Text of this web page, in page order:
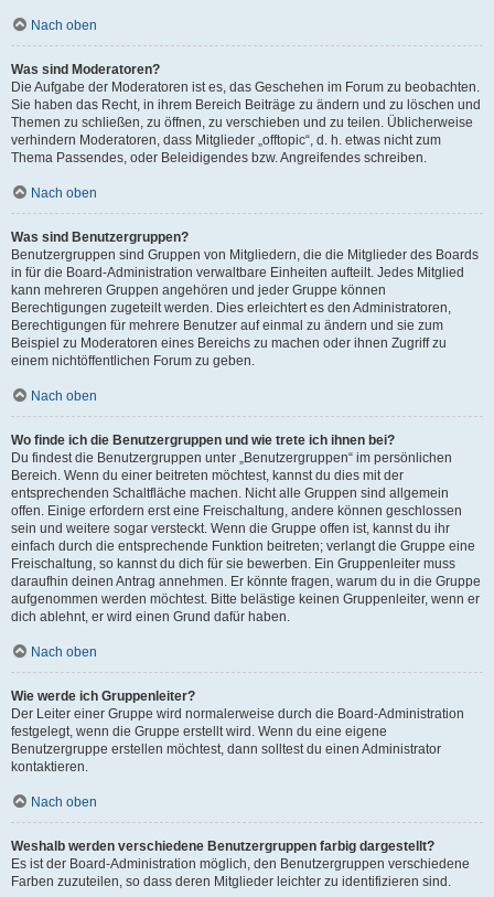
Nach oben
Was sind Moderatoren?
Die Aufgabe der Moderatoren ist es, das Geschehen im Forum zu beobachten.
Sie haben das Recht, in ihrem Bereich Beiträge zu ändern und zu löschen und
Themen zu schließen, zu öffnen, zu verschieben und zu teilen. Üblicherweise
verhindern Moderatoren, dass Mitglieder „offtopic“, d. h. etwas nicht zum
Thema Passendes, oder Beleidigendes bzw. Angreifendes schreiben.
Nach oben
Was sind Benutzergruppen?
Benutzergruppen sind Gruppen von Mitgliedern, die die Mitglieder des Boards
in für die Board-Administration verwaltbare Einheiten aufteilt. Jedes Mitglied
kann mehreren Gruppen angehören und jeder Gruppe können
Berechtigungen zugeteilt werden. Dies erleichtert es den Administratoren,
Berechtigungen für mehrere Benutzer auf einmal zu ändern und sie zum
Beispiel zu Moderatoren eines Bereichs zu machen oder ihnen Zugriff zu
einem nichtöffentlichen Forum zu geben.
Nach oben
Wo finde ich die Benutzergruppen und wie trete ich ihnen bei?
Du findest die Benutzergruppen unter „Benutzergruppen“ im persönlichen
Bereich. Wenn du einer beitreten möchtest, kannst du dies mit der
entsprechenden Schaltfläche machen. Nicht alle Gruppen sind allgemein
offen. Einige erfordern erst eine Freischaltung, andere können geschlossen
sein und weitere sogar versteckt. Wenn die Gruppe offen ist, kannst du ihr
einfach durch die entsprechende Funktion beitreten; verlangt die Gruppe eine
Freischaltung, so kannst du dich für sie bewerben. Ein Gruppenleiter muss
daraufhin deinen Antrag annehmen. Er könnte fragen, warum du in die Gruppe
aufgenommen werden möchtest. Bitte belästige keinen Gruppenleiter, wenn er
dich ablehnt, er wird einen Grund dafür haben.
Nach oben
Wie werde ich Gruppenleiter?
Der Leiter einer Gruppe wird normalerweise durch die Board-Administration
festgelegt, wenn die Gruppe erstellt wird. Wenn du eine eigene
Benutzergruppe erstellen möchtest, dann solltest du einen Administrator
kontaktieren.
Nach oben
Weshalb werden verschiedene Benutzergruppen farbig dargestellt?
Es ist der Board-Administration möglich, den Benutzergruppen verschiedene
Farben zuzuteilen, so dass deren Mitglieder leichter zu identifizieren sind.